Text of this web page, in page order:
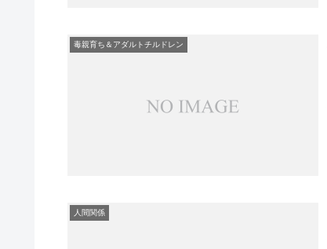
毒親育ち＆アダルトチルドレン
人間関係